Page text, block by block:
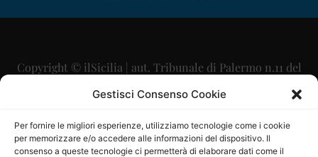
Gestisci Consenso Cookie
Per fornire le migliori esperienze, utilizziamo tecnologie come i cookie
per memorizzare e/o accedere alle informazioni del dispositivo. Il
consenso a queste tecnologie ci permetterà di elaborare dati come il
Copyright © ilSicilia | aut. Tribunale di Palermo n.11 del
29/09/2015
Direttore Editoriale: Maurizio Scaglione